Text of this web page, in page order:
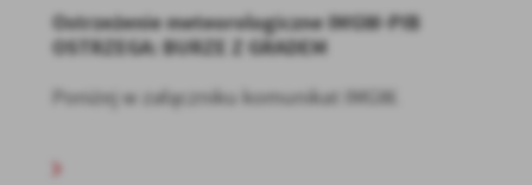
Ostrzeżenie meteorologiczne IMGW-PIB
OSTRZEGA: BURZE Z GRADEM
Poniżej w załączniku komunikat IMGW.